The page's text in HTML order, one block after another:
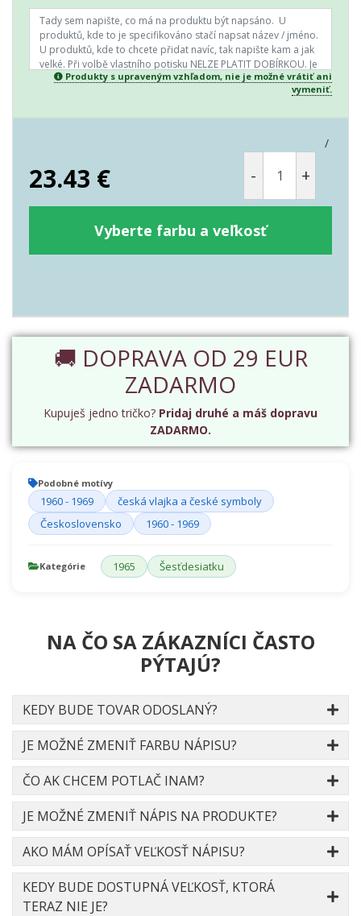
Produkty s upraveným vzhľadom, nie je možné vrátiť ani
vymeniť.
/
23.43 € - +
Vyberte farbu a veľkosť
🚚 DOPRAVA OD 29 EUR
ZADARMO
Kupuješ jedno tričko? Pridaj druhé a máš dopravu
ZADARMO.
Podobné motívy
1960 - 1969
česká vlajka a české symboly
Československo
1960 - 1969
Kategórie 1965 Šesťdesiatku
NA ČO SA ZÁKAZNÍCI ČASTO
PÝTAJÚ?
KEDY BUDE TOVAR ODOSLANÝ?
JE MOŽNÉ ZMENIŤ FARBU NÁPISU?
ČO AK CHCEM POTLAČ INAM?
JE MOŽNÉ ZMENIŤ NÁPIS NA PRODUKTE?
AKO MÁM OPÍSAŤ VEĽKOSŤ NÁPISU?
KEDY BUDE DOSTUPNÁ VEĽKOSŤ, KTORÁ
TERAZ NIE JE?